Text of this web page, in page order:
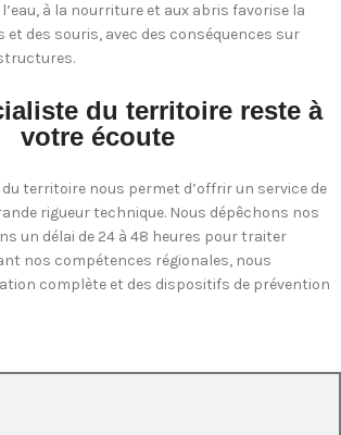
l’eau, à la nourriture et aux abris favorise la
des souris, avec des conséquences sur
du territoire reste à
votre écoute
territoire nous permet d’offrir un service de
rigueur technique. Nous dépêchons nos
un délai de 24 à 48 heures pour traiter
nos compétences régionales, nous
complète et des dispositifs de prévention